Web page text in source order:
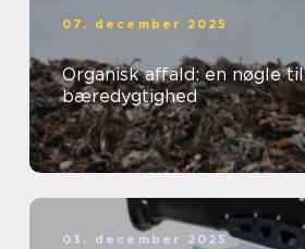
07. december 2025
Organisk affald: en nøgle til
bæredygtighed
03. december 2025